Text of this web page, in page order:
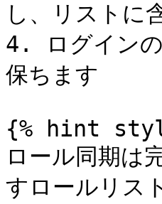
し、リストに
4. ログインの
保ちます
{% hint
ロール同期は
すロールリス